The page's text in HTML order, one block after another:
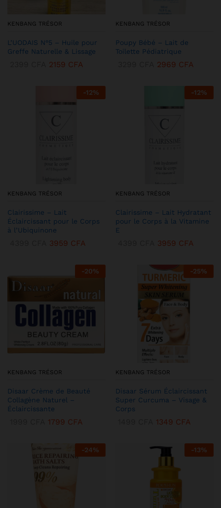
KENBANG TRÉSOR
L’UODAIS N°5 – Huile pour
Greffe Naturelle & Lissage
2159 CFA
KENBANG TRÉSOR
Poupy Bébé – Lait de
Toilette Pédiatrique
2969 CFA
-12%
KENBANG TRÉSOR
Clairissime – Lait
Éclaircissant pour le Corps
à l’Ubiquinone
3959 CFA
-12%
KENBANG TRÉSOR
Clairissime – Lait Hydratant
pour le Corps à la Vitamine
E
3959 CFA
-20%
KENBANG TRÉSOR
Disaar Crème de Beauté
Collagène Naturel –
Éclaircissante
1799 CFA
-25%
KENBANG TRÉSOR
Disaar Sérum Éclaircissant
Super Curcuma – Visage &
Corps
1349 CFA
-24% -13%